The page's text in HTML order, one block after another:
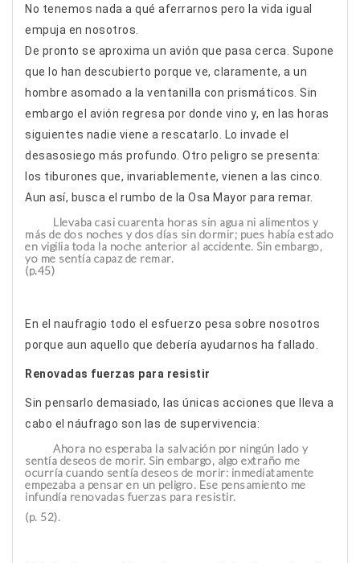
No tenemos nada a qué aferrarnos pero la vida igual
empuja en nosotros.
De pronto se aproxima un avión que pasa cerca. Supone
que lo han descubierto porque ve, claramente, a un
hombre asomado a la ventanilla con prismáticos. Sin
embargo el avión regresa por donde vino y, en las horas
siguientes nadie viene a rescatarlo. Lo invade el
desasosiego más profundo. Otro peligro se presenta:
los tiburones que, invariablemente, vienen a las cinco.
Aun así, busca el rumbo de la Osa Mayor para remar.
Llevaba casi cuarenta horas sin agua ni alimentos y
más de dos noches y dos días sin dormir; pues había estado
en vigilia toda la noche anterior al accidente. Sin embargo,
yo me sentía capaz de remar.
(p.45)
En el naufragio todo el esfuerzo pesa sobre nosotros
porque aun aquello que debería ayudarnos ha fallado.
Renovadas fuerzas para resistir
Sin pensarlo demasiado, las únicas acciones que lleva a
cabo el náufrago son las de supervivencia:
Ahora no esperaba la salvación por ningún lado y
sentía deseos de morir. Sin embargo, algo extraño me
ocurría cuando sentía deseos de morir: inmediatamente
empezaba a pensar en un peligro. Ese pensamiento me
infundía renovadas fuerzas para resistir.
(p. 52).